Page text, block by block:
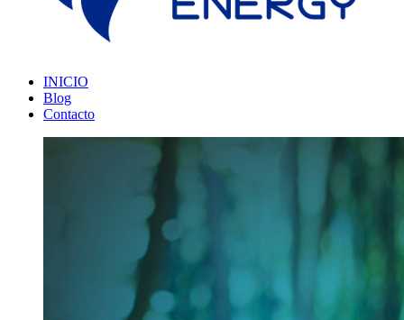
INICIO
Blog
Contacto